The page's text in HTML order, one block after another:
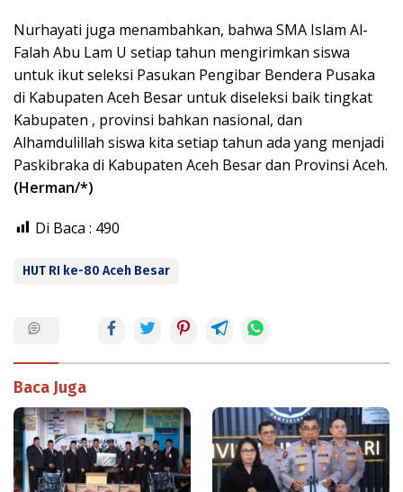
Nurhayati juga menambahkan, bahwa SMA Islam Al-
Falah Abu Lam U setiap tahun mengirimkan siswa
untuk ikut seleksi Pasukan Pengibar Bendera Pusaka
di Kabupaten Aceh Besar untuk diseleksi baik tingkat
Kabupaten , provinsi bahkan nasional, dan
Alhamdulillah siswa kita setiap tahun ada yang menjadi
Paskibraka di Kabupaten Aceh Besar dan Provinsi Aceh.
(Herman/*)
Di Baca : 490
HUT RI ke-80 Aceh Besar
Baca Juga